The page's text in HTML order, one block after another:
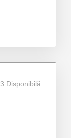
3 Disponibilă